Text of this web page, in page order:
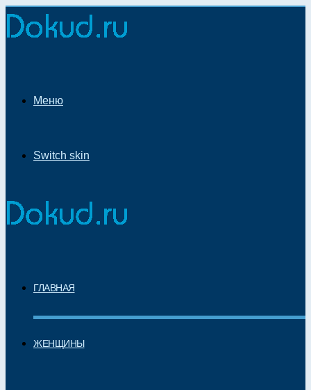
Меню
Switch skin
ГЛАВНАЯ
ЖЕНЩИНЫ